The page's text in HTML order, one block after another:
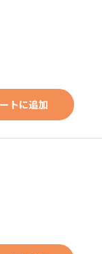
トに追加